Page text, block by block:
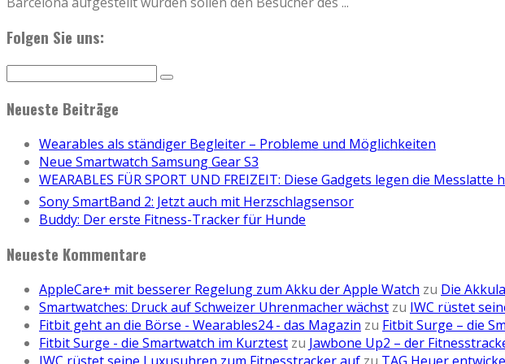
Folgen Sie uns:
Neueste Beiträge
Wearables als ständiger Begleiter – Probleme und Möglichkeiten
Neue Smartwatch Samsung Gear S3
WEARABLES FÜR SPORT UND FREIZEIT: Diese Gadgets legen die Messlatte
Sony SmartBand 2: Jetzt auch mit Herzschlagsensor
Buddy: Der erste Fitness-Tracker für Hunde
Neueste Kommentare
AppleCare+ mit besserer Regelung zum Akku der Apple Watch zu Die
Smartwatches: Druck auf Schweizer Uhrenmacher wächst zu IWC rüstet
Fitbit geht an die Börse - Wearables24 - das Magazin zu Fitbit Surge – die
Fitbit Surge - die Smartwatch im Kurztest zu Jawbone Up2 – der